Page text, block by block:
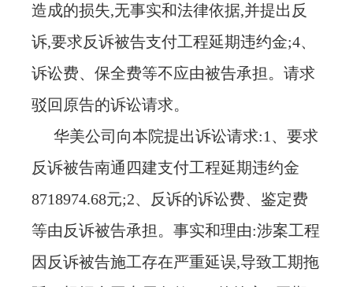
造成的损失,无事实和法律依据,并提出反
诉,要求反诉被告支付工程延期违约金;4、
诉讼费、保全费等不应由被告承担。请求
驳回原告的诉讼请求。
华美公司向本院提出诉讼请求:1、要求
反诉被告南通四建支付工程延期违约金
8718974.68元;2、反诉的诉讼费、鉴定费
等由反诉被告承担。事实和理由:涉案工程
因反诉被告施工存在严重延误,导致工期拖